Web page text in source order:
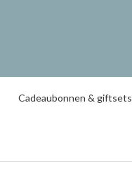
Cadeaubonnen & giftsets